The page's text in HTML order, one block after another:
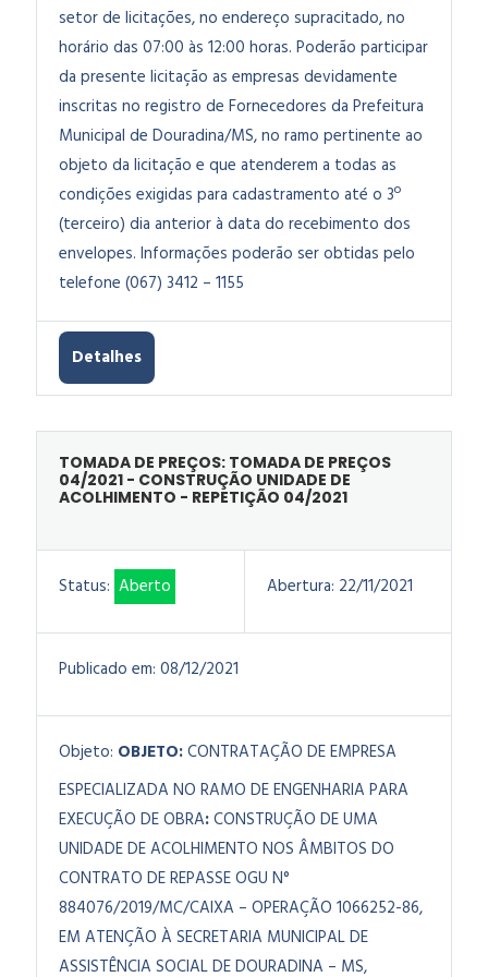
setor de licitações, no endereço supracitado, no
horário das 07:00 às 12:00 horas. Poderão participar
da presente licitação as empresas devidamente
inscritas no registro de Fornecedores da Prefeitura
Municipal de Douradina/MS, no ramo pertinente ao
objeto da licitação e que atenderem a todas as
condições exigidas para cadastramento até o 3º
(terceiro) dia anterior à data do recebimento dos
envelopes. Informações poderão ser obtidas pelo
telefone (067) 3412 – 1155
Detalhes
TOMADA DE PREÇOS: TOMADA DE PREÇOS
04/2021 - CONSTRUÇÃO UNIDADE DE
ACOLHIMENTO - REPETIÇÃO 04/2021
Status: Aberto Abertura: 22/11/2021
Publicado em: 08/12/2021
Objeto: OBJETO:CONTRATAÇÃO DE EMPRESA
ESPECIALIZADA NO RAMO DE ENGENHARIA PARA
EXECUÇÃO DE OBRA:CONSTRUÇÃO DE UMA
UNIDADE DE ACOLHIMENTO NOS ÂMBITOS DO
CONTRATO DE REPASSE OGU N°
884076/2019/MC/CAIXA – OPERAÇÃO 1066252-86,
EM ATENÇÃO À SECRETARIA MUNICIPAL DE
ASSISTÊNCIA SOCIAL DE DOURADINA – MS,